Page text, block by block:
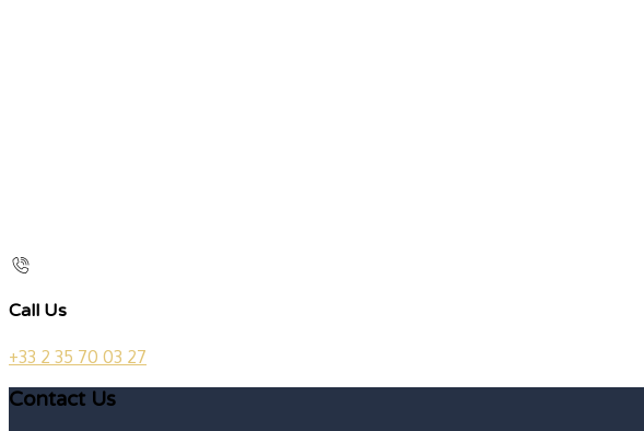
Call Us
+33 2 35 70 03 27
Contact Us